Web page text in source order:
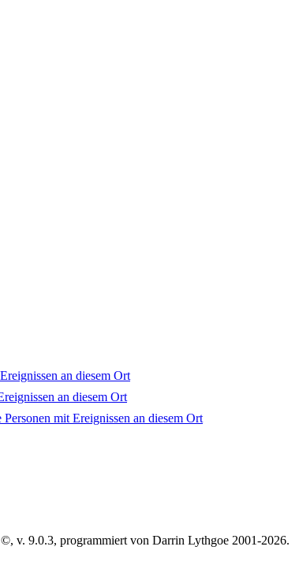
©, v. 9.0.3, programmiert von Darrin Lythgoe 2001-2026.